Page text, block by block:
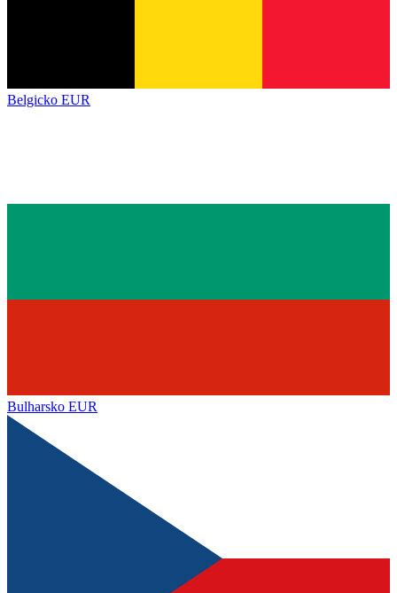
Belgicko EUR
Bulharsko EUR